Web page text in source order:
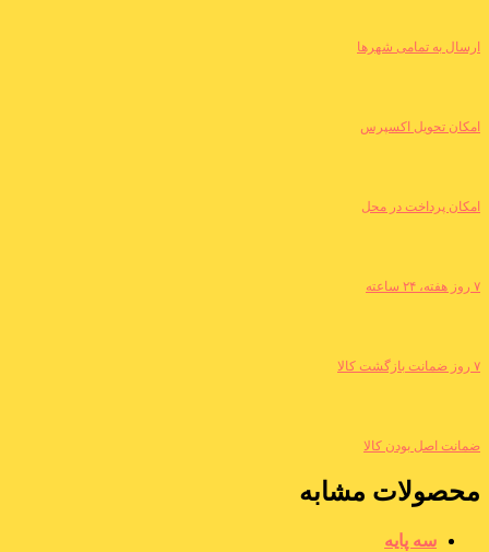
ارسال به تمامی شهرها
امکان تحویل اکسپرس
امکان پرداخت در محل
۷ روز هفته، ۲۴ ساعته
۷ روز ضمانت بازگشت کالا
ضمانت اصل بودن کالا
محصولات مشابه
سه پایه